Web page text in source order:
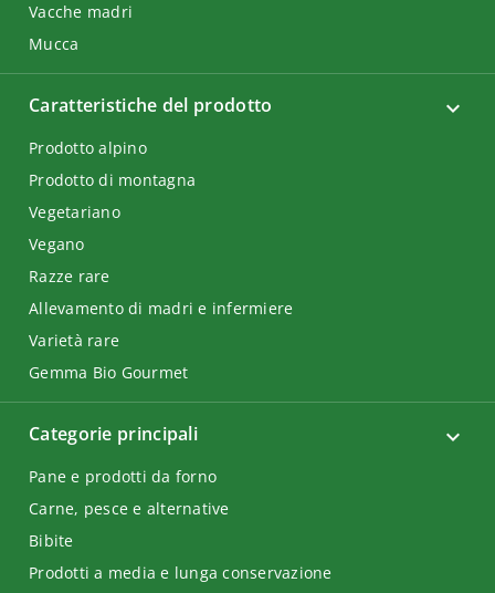
Vacche madri
Mucca
Categorie principali
Pane e prodotti da forno
Carne, pesce e alternative
Bibite
Prodotti a media e lunga conservazione
Caratteristiche del prodotto
Prodotto alpino
Prodotto di montagna
Vegetariano
Vegano
Razze rare
Allevamento di madri e infermiere
Varietà rare
Gemma Bio Gourmet